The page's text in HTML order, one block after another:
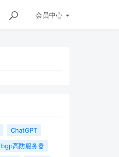
会员中心
ChatGPT
bgp高防服务器